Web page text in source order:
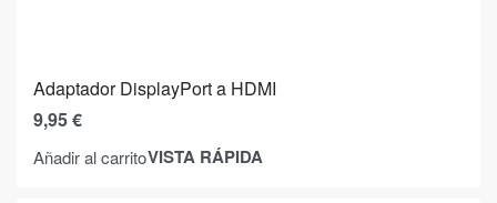
Adaptador DisplayPort a HDMI
9,95€
Añadir al carritoVISTA RÁPIDA